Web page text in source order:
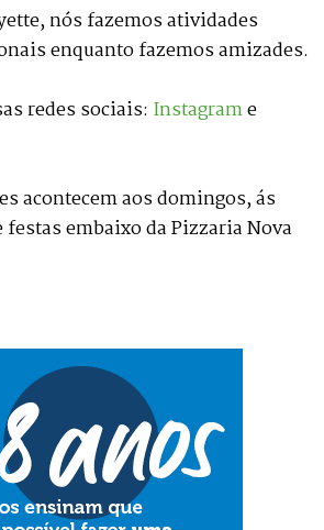
nós fazemos atividades
enquanto fazemos amizades.
redes sociais: Instagrame
acontecem aos domingos, ás
festas embaixo da Pizzaria Nova